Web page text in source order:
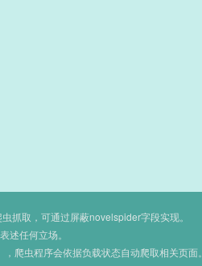
抓取，可通过屏蔽novelspider字段实现。
述任何立场。
爬虫程序会依据负载状态自动爬取相关页面。